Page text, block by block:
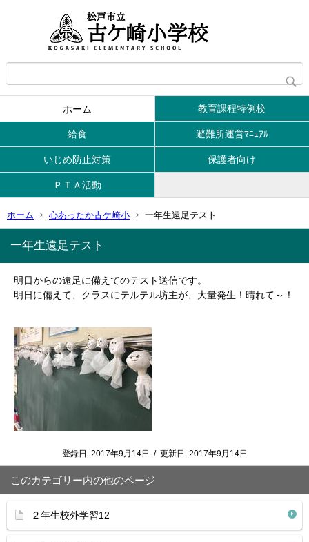
ホーム 教育課程特例校
給食 避難所運営ﾏﾆｭｱﾙ
いじめ防止対策 保護者向け
ＰＴＡ活動
ホーム 心あったか古ケ崎小 一年生遠足テスト
一年生遠足テスト
明日からの遠足に備えてのテスト送信です。
明日に備えて、クラスにテルテル坊主が、大量発生！晴れて～！
登録日: 2017年9月14日 / 更新日: 2017年9月14日
このカテゴリー内の他のページ
２年生校外学習12